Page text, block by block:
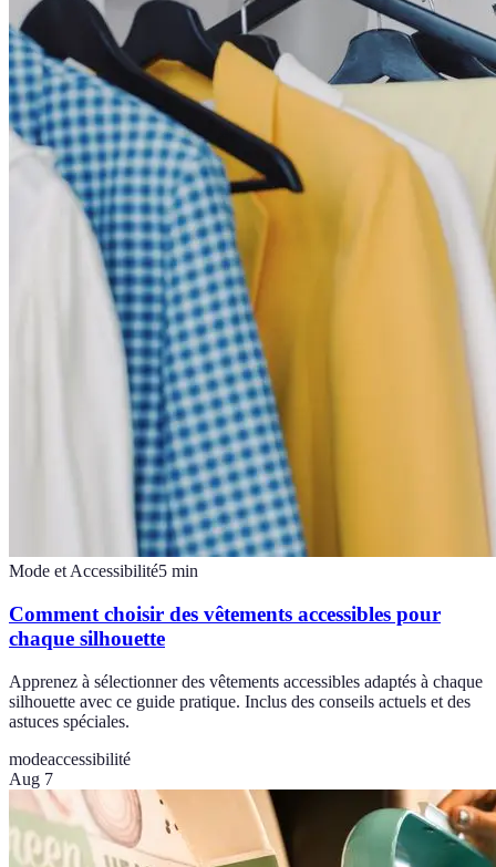
Mode et Accessibilité5 min
Comment choisir des vêtements accessibles pour
chaque silhouette
Apprenez à sélectionner des vêtements accessibles adaptés à chaque
silhouette avec ce guide pratique. Inclus des conseils actuels et des
astuces spéciales.
modeaccessibilité
Aug 7